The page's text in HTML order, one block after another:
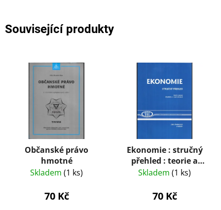
Související produkty
Občanské právo
hmotné
Skladem (1 ks)
70 Kč
Ekonomie : stručný
přehled : teorie a
praxe aktuálně a v
Skladem (1 ks)
70 Kč